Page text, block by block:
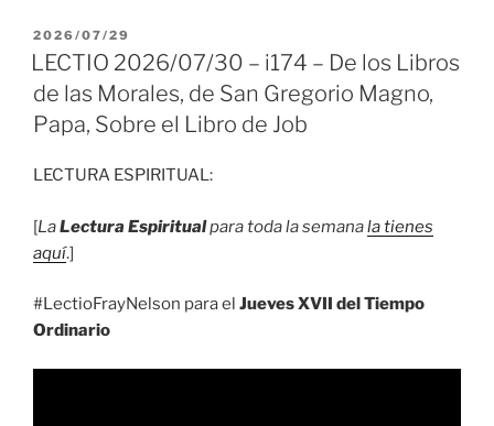
PUBLICADO
EL
2026/07/29
LECTIO 2026/07/30 – i174 – De los Libros
de las Morales, de San Gregorio Magno,
Papa, Sobre el Libro de Job
LECTURA ESPIRITUAL:
[LaLectura Espiritualpara toda la semanala tienes
aquí.]
#LectioFrayNelson para el Jueves XVII del Tiempo
Ordinario